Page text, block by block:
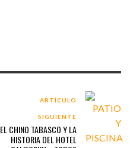
ARTÍCULO
SIGUIENTE
EL CHINO TABASCO Y LA
HISTORIA DEL HOTEL